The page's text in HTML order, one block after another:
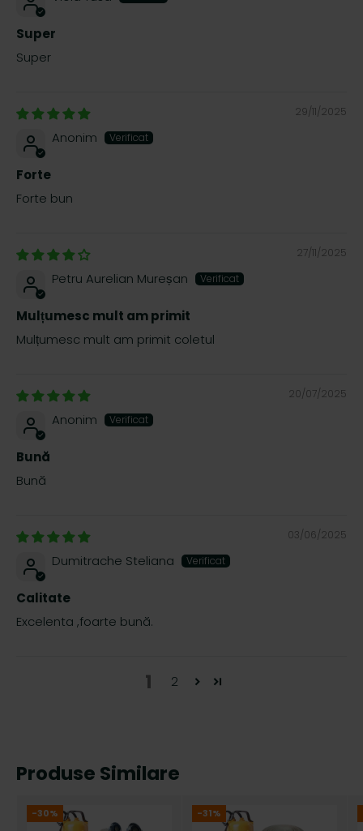
Super
Super
29/11/2025
Anonim
Forte
Forte bun
27/11/2025
Petru Aurelian Mureșan
Mulțumesc mult am primit
Mulțumesc mult am primit coletul
20/07/2025
Anonim
Bună
Bună
03/06/2025
Dumitrache Steliana
Calitate
Excelenta ,foarte bună.
1 2
Produse Similare
-30% -31%